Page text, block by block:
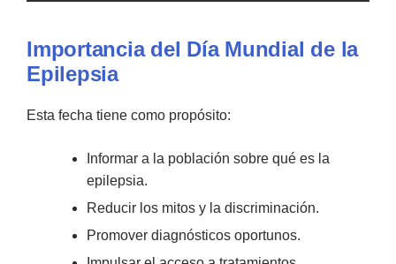
Importancia del Día Mundial de la
Epilepsia
Esta fecha tiene como propósito:
Informar a la población sobre qué es la
epilepsia.
Reducir los mitos y la discriminación.
Promover diagnósticos oportunos.